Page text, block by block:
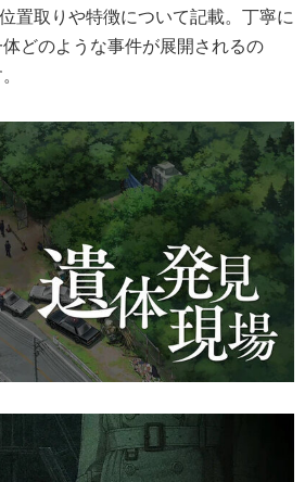
置取りや特徴について記載。丁寧に
どのような事件が展開されるの